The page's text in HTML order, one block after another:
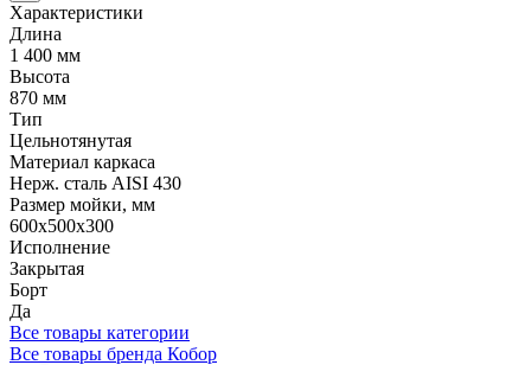
Характеристики
Длина
1 400 мм
Высота
870 мм
Тип
Цельнотянутая
Материал каркаса
Нерж. сталь AISI 430
Размер мойки, мм
600x500x300
Исполнение
Закрытая
Борт
Да
Все товары категории
Все товары бренда Кобор